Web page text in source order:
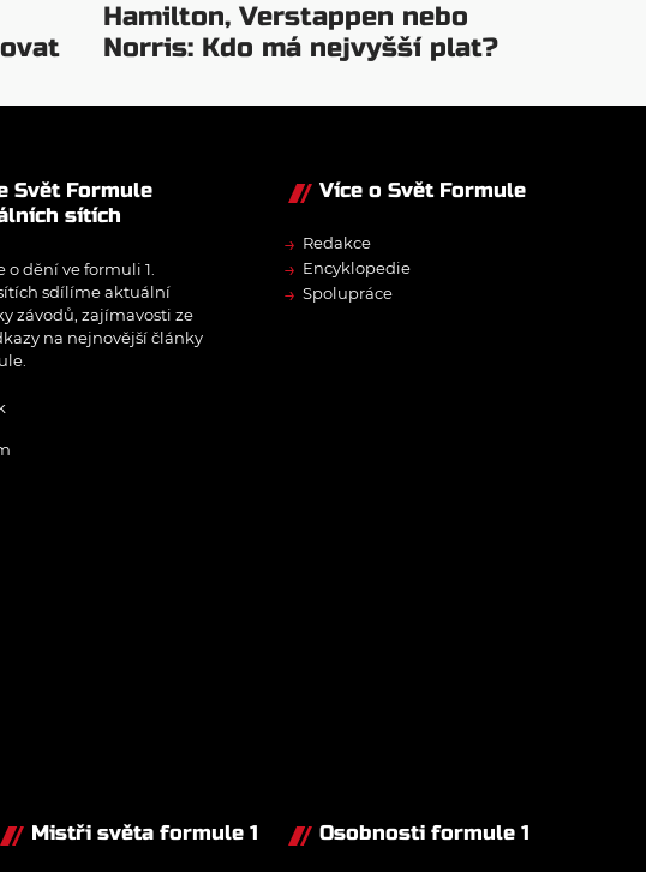
Hamilton, Verstappen nebo
Norris: Kdo má nejvyšší plat?
Svět Formule
sítích
o dění ve formuli 1.
sdílíme aktuální
závodů, zajímavosti ze
na nejnovější články
Více o Svět Formule
→ Redakce
→ Encyklopedie
→ Spolupráce
Mistři světa formule 1 Osobnosti formule 1